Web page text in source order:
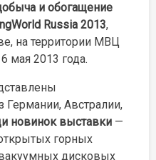
и обогащение
Russia 2013,
на территории МВЦ
мая 2013 года.
Германии, Австралии,
новинок выставки —
горных
дисковых